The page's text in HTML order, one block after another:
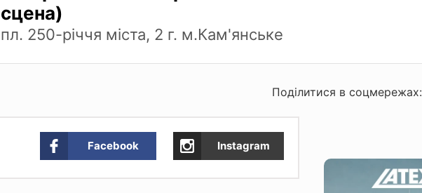
сцена)
пл. 250-річчя міста, 2 г. м.Кам'янське
Поділитися в соцмережах:
Facebook Instagram